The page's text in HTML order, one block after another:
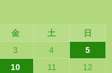
金 土
日
3 4
5
10 11
12